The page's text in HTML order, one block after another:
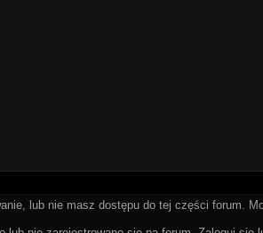
lub nie masz dostępu do tej części forum.